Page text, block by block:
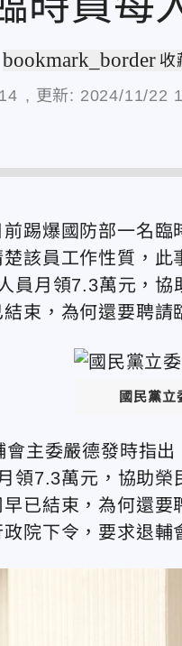
bookmark_border 收
, 更新: 2024/11/22
踢爆國防部一名
該員工作性質，
員月領7.3萬元，
束，為何還要聘請
國民黨立
主委嚴德發時指
領7.3萬元，協助
已結束，為何還
院下令，要求退輔